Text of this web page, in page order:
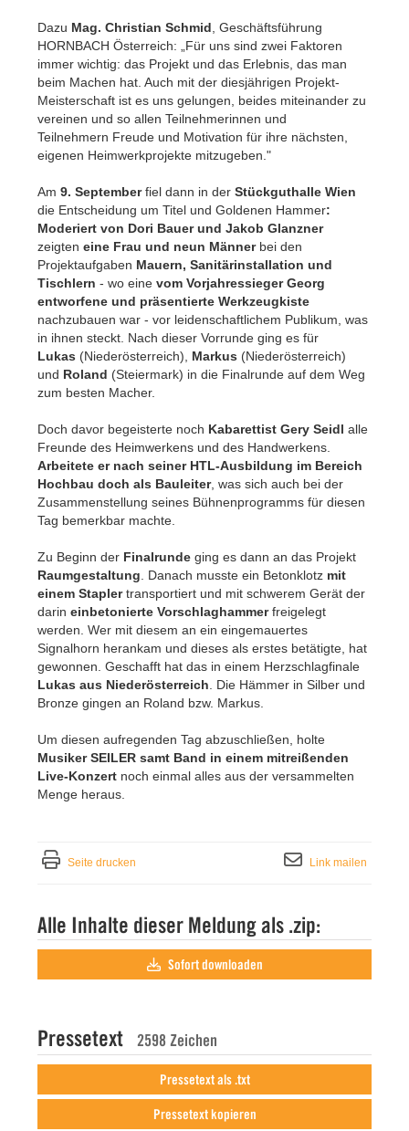
Dazu Mag. Christian Schmid , Geschäftsführung
HORNBACH Österreich: „Für uns sind zwei Faktoren
immer wichtig: das Projekt und das Erlebnis, das man
beim Machen hat. Auch mit der diesjährigen Projekt-
Meisterschaft ist es uns gelungen, beides miteinander zu
vereinen und so allen Teilnehmerinnen und
Teilnehmern Freude und Motivation für ihre nächsten,
eigenen Heimwerkprojekte mitzugeben."
Am 9. Septemberfiel dann in der Stückguthalle Wien
die Entscheidung um Titel und Goldenen Hammer:
Moderiert von Dori Bauer und Jakob Glanzner
zeigten eine Frau und neun Männer bei den
Projektaufgaben Mauern, Sanitärinstallation und
Tischlern - wo eine vom Vorjahressieger Georg
entworfene und präsentierte Werkzeugkiste
nachzubauen war - vor leidenschaftlichem Publikum, was
in ihnen steckt. Nach dieser Vorrunde ging es für
Lukas (Niederösterreich), Markus (Niederösterreich)
und Roland (Steiermark) in die Finalrunde auf dem Weg
zum besten Macher.
Doch davor begeisterte noch Kabarettist Gery Seidl alle
Freunde des Heimwerkens und des Handwerkens.
Arbeitete er nach seiner HTL-Ausbildung im Bereich
Hochbau doch als Bauleiter, was sich auch bei der
Zusammenstellung seines Bühnenprogramms für diesen
Tag bemerkbar machte.
Zu Beginn der Finalrunde ging es dann an das Projekt
Raumgestaltung . Danach musste ein Betonklotz mit
einem Staplertransportiert und mit schwerem Gerät der
darin einbetonierte Vorschlaghammerfreigelegt
werden. Wer mit diesem an ein eingemauertes
Signalhorn herankam und dieses als erstes betätigte, hat
gewonnen. Geschafft hat das in einem Herzschlagfinale
Lukas aus Niederösterreich . Die Hämmer in Silber und
Bronze gingen an Roland bzw. Markus.
Um diesen aufregenden Tag abzuschließen, holte
Musiker SEILER samt Band in einem mitreißenden
Live-Konzert noch einmal alles aus der versammelten
Menge heraus.
Seite drucken Link mailen
Alle Inhalte dieser Meldung als .zip:
Sofort downloaden
Pressetext 2598 Zeichen
Pressetext als .txt
Pressetext kopieren